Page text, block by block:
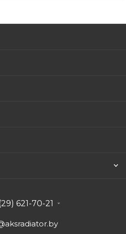
621-70-21